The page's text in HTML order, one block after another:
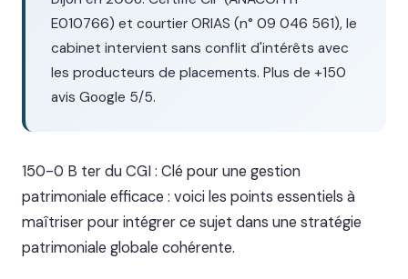
E010766) et courtier ORIAS (n° 09 046 561), le
cabinet intervient sans conflit d'intérêts avec
les producteurs de placements. Plus de +150
avis Google 5/5.
150-0 B ter du CGI : Clé pour une gestion
patrimoniale efficace : voici les points essentiels à
maîtriser pour intégrer ce sujet dans une stratégie
patrimoniale globale cohérente.